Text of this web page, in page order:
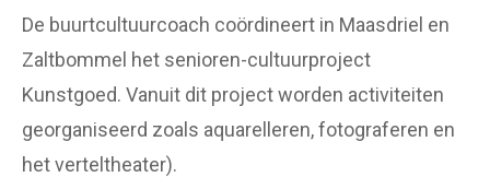
De buurtcultuurcoach coördineert in Maasdriel en
Zaltbommel het senioren-cultuurproject
Kunstgoed. Vanuit dit project worden activiteiten
georganiseerd zoals aquarelleren, fotograferen en
het verteltheater).